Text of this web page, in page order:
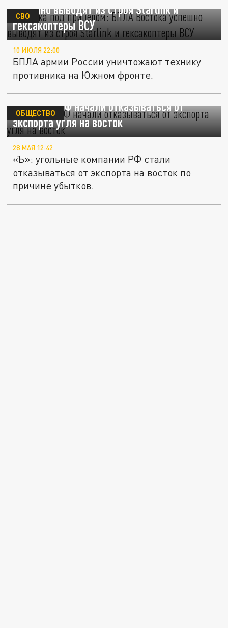
успешно выводят из строя Starlink и
гексакоптеры ВСУ
СВО
10 ИЮЛЯ 22:00
БПЛА армии России уничтожают технику
противника на Южном фронте.
Компании РФ начали отказываться от
экспорта угля на восток
ОБЩЕСТВО
28 МАЯ 12:42
«Ъ»: угольные компании РФ стали
отказываться от экспорта на восток по
причине убытков.